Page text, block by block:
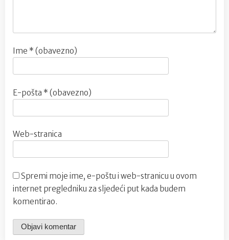
Ime * (obavezno)
E-pošta * (obavezno)
Web-stranica
Spremi moje ime, e-poštu i web-stranicu u ovom
internet pregledniku za sljedeći put kada budem
komentirao.